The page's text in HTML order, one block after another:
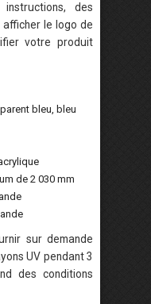
des
afficher le logo de
votre produit
bleu, bleu
de 2 030 mm
sur demande
UV pendant 3
des conditions